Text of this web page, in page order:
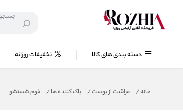
دسته بندی های کالا تخفیفات روزانه
خانه/ مراقبت از پوست/ پاک کننده ها/ فوم شستشو